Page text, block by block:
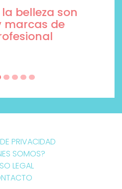
belleza son
marcas de
PRIVACIDAD
SOMOS?
LEGAL